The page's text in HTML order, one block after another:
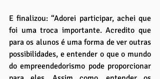
E finalizou: “Adorei participar, achei que
foi uma troca importante. Acredito que
para os alunos é uma forma de ver outras
possibilidades, e entender o que o mundo
do empreendedorismo pode proporcionar